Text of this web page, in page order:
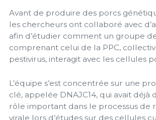
Avant de produire des porcs
les chercheurs ont collaboré avec
afin d’étudier comment un groupe
comprenant celui de la PPC,
pestivirus, interagit avec les cellules
L’équipe s’est concentrée sur une
clé, appelée DNAJC14, qui avait déjà
rôle important dans le processus de
virale lors d’études sur des cellules